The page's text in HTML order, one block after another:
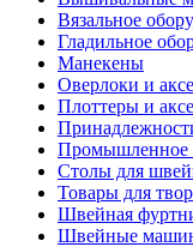
Вязальное
Гладильное
Манекены
Оверлоки и
Плоттеры и
Промышленное
Столы для
Товары для
Швейная
Швейные